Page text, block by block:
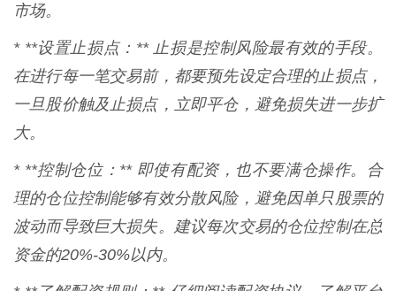
市场。
* **设置止损点：** 止损是控制风险最有效的手段。
在进行每一笔交易前，都要预先设定合理的止损点，
一旦股价触及止损点，立即平仓，避免损失进一步扩
大。
* **控制仓位：** 即使有配资，也不要满仓操作。合
理的仓位控制能够有效分散风险，避免因单只股票的
波动而导致巨大损失。建议每次交易的仓位控制在总
资金的20%-30%以内。